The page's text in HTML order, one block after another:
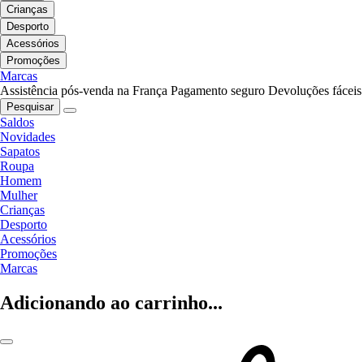
Crianças
Desporto
Acessórios
Promoções
Marcas
Assistência pós-venda na França Pagamento seguro Devoluções fáceis
Pesquisar
Saldos
Novidades
Sapatos
Roupa
Homem
Mulher
Crianças
Desporto
Acessórios
Promoções
Marcas
Adicionando ao carrinho...